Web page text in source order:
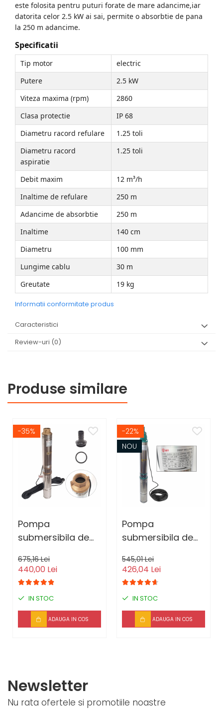
este folosita pentru puturi forate de mare adancime,iar
datorita celor 2.5 kW ai sai, permite o absorbtie de pana
la 250 m adancime.
Specificatii
Tip motor
electric
Putere
2.5 kW
Viteza maxima (rpm)
2860
Clasa protectie
IP 68
Diametru racord refulare
1.25 toli
Diametru racord
aspiratie
1.25 toli
Debit maxim
12 m³/h
Inaltime de refulare
250 m
Adancime de absorbtie
250 m
Inaltime
140 cm
Diametru
100 mm
Lungime cablu
30 m
Greutate
19 kg
Informatii conformitate produs
Caracteristici
Review-uri (0)
Produse similare
-35%
Pompa
submersibila de
4QJD2-8, 1500 W,
8 turbine, 7 mc/h ,
675,16 Lei
440,00 Lei
IN STOC
ADAUGA IN COS
-22%
NOU
Pompa
submersibila de
DDT, QJD120-1.5,
1500 W, Inox, 8
545,01 Lei
426,04 Lei
IN STOC
ADAUGA IN COS
Newsletter
Nu rata ofertele si promotiile noastre